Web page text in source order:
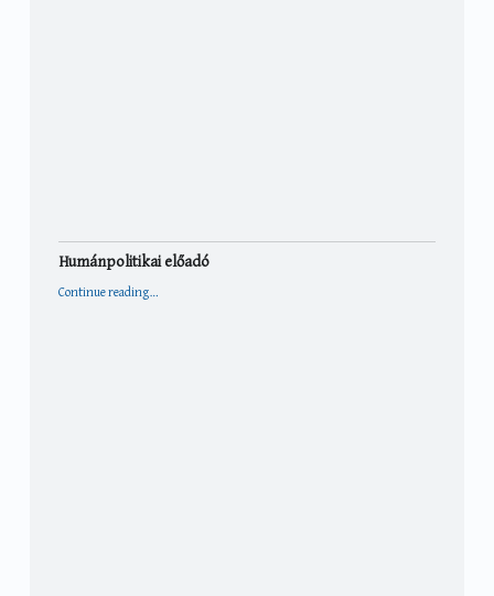
Humánpolitikai előadó
Continue reading…